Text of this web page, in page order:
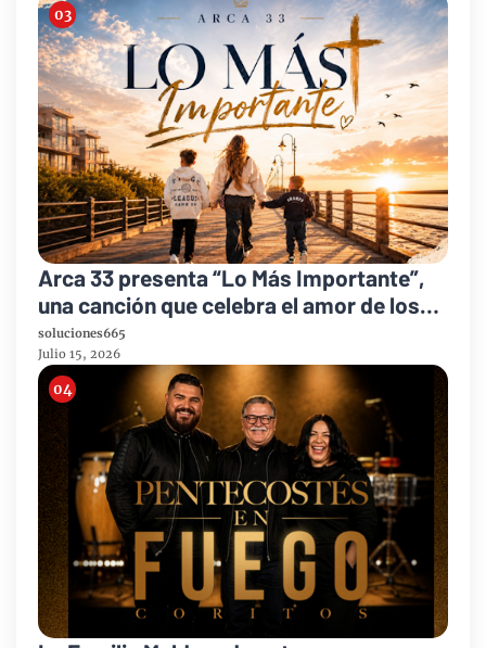
Arca 33 presenta “Lo Más Importante”,
una canción que celebra el amor de los
padres y el legado de la fe
soluciones665
Julio 15, 2026